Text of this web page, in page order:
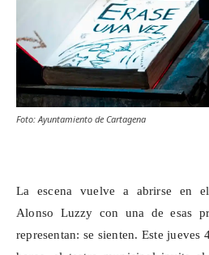
Foto: Ayuntamiento de Cartagena
La escena vuelve a abrirse en
Alonso Luzzy con una de esas
representan: se sienten. Este jueves